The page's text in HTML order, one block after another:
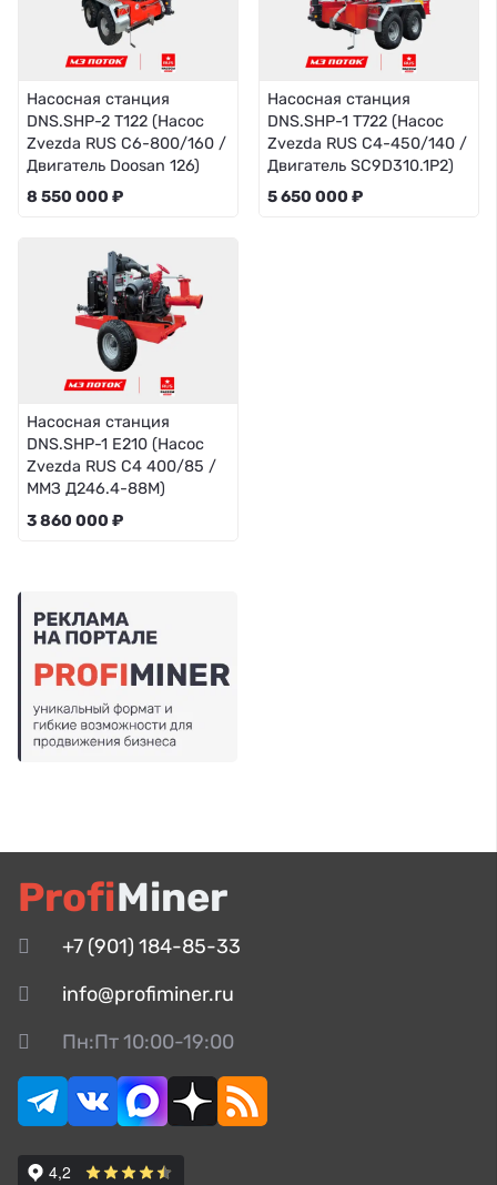
Насосная станция
DNS.SHP-2 T122 (Насос
Zvezda RUS C6-800/160 /
Двигатель Doosan 126)
8 550 000 ₽
Насосная станция
DNS.SHP-1 T722 (Насос
Zvezda RUS C4-450/140 /
Двигатель SC9D310.1P2)
5 650 000 ₽
Насосная станция
DNS.SHP-1 E210 (Насос
Zvezda RUS C4 400/85 /
ММЗ Д246.4-88М)
3 860 000 ₽
ProfiMiner
+7 (901) 184-85-33
info@profiminer.ru
Пн:Пт 10:00-19:00